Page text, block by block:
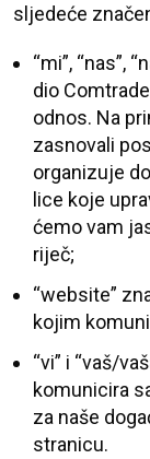
sljedeće
“mi”, “nas”,
dio
odnos. Na
zasnovali
organizuje
lice koje
ćemo vam
riječ;
“website”
kojim
“vi” i “vaš/
komunicira
za naše
stranicu.